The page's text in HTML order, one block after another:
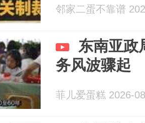
邻家二蛋不靠谱
东南亚政
务风波骤起
菲儿爱蛋糕 2026-